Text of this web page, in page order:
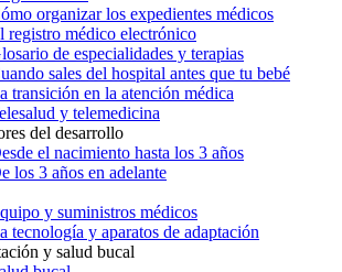
organizar los expedientes médicos
registro médico electrónico
de especialidades y terapias
sales del hospital antes que tu bebé
transición en la atención médica
y telemedicina
del desarrollo
el nacimiento hasta los 3 años
los 3 años en adelante
y suministros médicos
tecnología y aparatos de adaptación
y salud bucal